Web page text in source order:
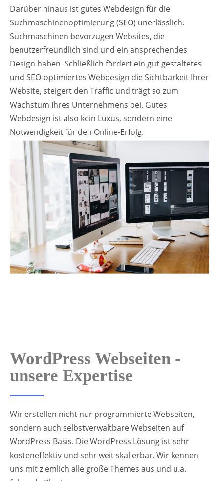
Darüber hinaus ist gutes Webdesign für die
Suchmaschinenoptimierung (SEO) unerlässlich.
Suchmaschinen bevorzugen Websites, die
benutzerfreundlich sind und ein ansprechendes
Design haben. Schließlich fördert ein gut gestaltetes
und SEO-optimiertes Webdesign die Sichtbarkeit Ihrer
Website, steigert den Traffic und trägt so zum
Wachstum Ihres Unternehmens bei. Gutes
Webdesign ist also kein Luxus, sondern eine
Notwendigkeit für den Online-Erfolg.
WordPress Webseiten -
unsere Expertise
Wir erstellen nicht nur programmierte Webseiten,
sondern auch selbstverwaltbare Webseiten auf
WordPress Basis. Die WordPress Lösung ist sehr
kosteneffektiv und sehr weit skalierbar. Wir kennen
uns mit ziemlich alle große Themes aus und u.a.